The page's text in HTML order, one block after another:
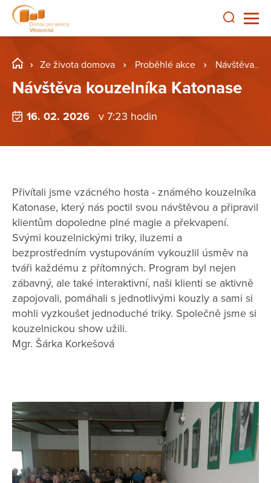
Ze života domova Proběhlé akce Návštěva kouzelníka Katonase
Návštěva kouzelníka Katonase
16. 02. 2026 v 7:23 hodin
Přivítali jsme vzácného hosta - známého kouzelníka
Katonase, který nás poctil svou návštěvou a připravil
klientům dopoledne plné magie a překvapení.
Svými kouzelnickými triky, iluzemi a
bezprostředním vystupováním vykouzlil úsměv na
tváři každému z přítomných. Program byl nejen
zábavný, ale také interaktivní, naši klienti se aktivně
zapojovali, pomáhali s jednotlivými kouzly a sami si
mohli vyzkoušet jednoduché triky. Společně jsme si
kouzelnickou show užili.
Mgr. Šárka Korkešová